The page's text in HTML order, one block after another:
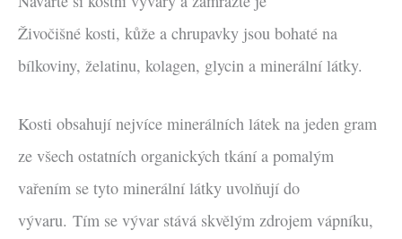
Živočišné kosti, kůže a chrupavky jsou bohaté na
bílkoviny, želatinu, kolagen, glycin a minerální látky.
Kosti obsahují nejvíce minerálních látek na jeden gram
ze všech ostatních organických tkání a pomalým
vařením se tyto minerální látky uvolňují do
vývaru. Tím se vývar stává skvělým zdrojem vápníku,